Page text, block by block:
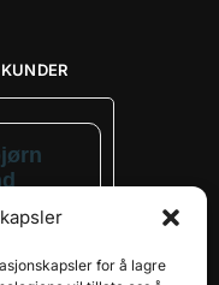
for å lagre
5/5